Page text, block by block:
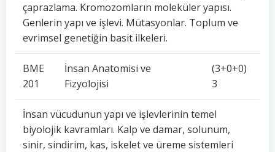
çaprazlama. Kromozomların moleküler yapısı.
Genlerin yapı ve işlevi. Mütasyonlar. Toplum ve
evrimsel genetiğin basit ilkeleri.
BME
201
İnsan Anatomisi ve
Fizyolojisi
(3+0+0)
3
İnsan vücudunun yapı ve işlevlerinin temel
biyolojik kavramları. Kalp ve damar, solunum,
sinir, sindirim, kas, iskelet ve üreme sistemleri